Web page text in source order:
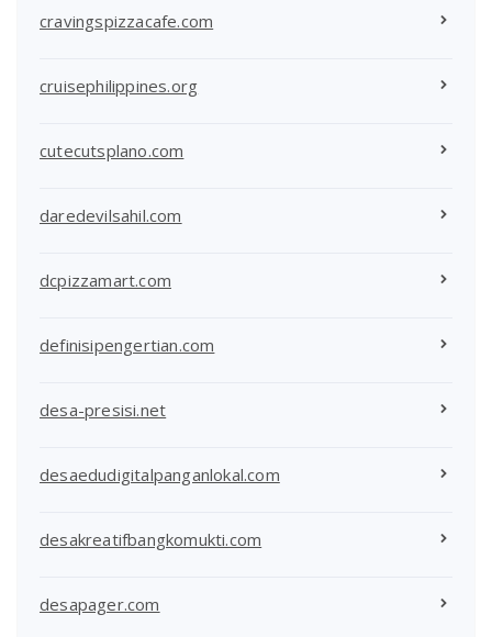
cravingspizzacafe.com
cruisephilippines.org
cutecutsplano.com
daredevilsahil.com
dcpizzamart.com
definisipengertian.com
desa-presisi.net
desaedudigitalpanganlokal.com
desakreatifbangkomukti.com
desapager.com